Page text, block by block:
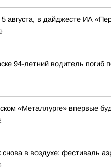
августа, в дайджесте ИА
94-летний водитель погиб
«Металлурге» впервые
снова в воздухе: фестиваль